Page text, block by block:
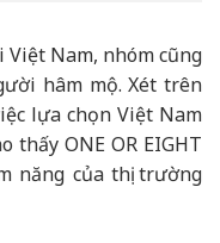
Nam, nhóm cũng
hâm mộ. Xét trên
lựa chọn Việt Nam
thấy ONE OR EIGHT
năng của thị trường